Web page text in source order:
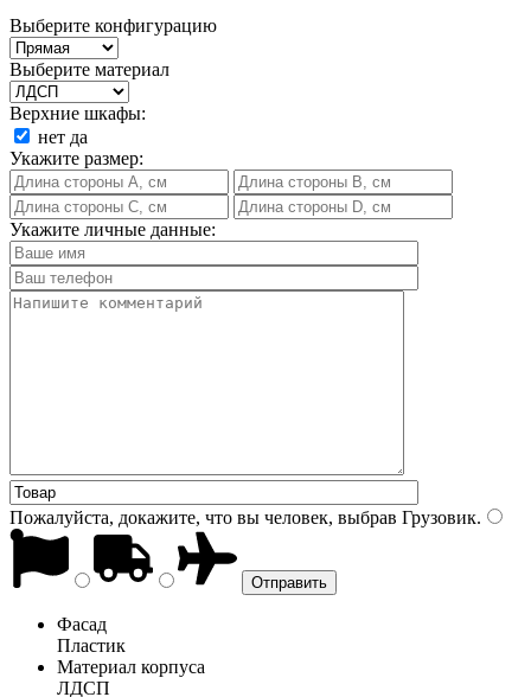
Выберите конфигурацию
Выберите материал
Верхние шкафы:
нет да
Укажите размер:
Укажите личные данные:
Пожалуйста, докажите, что вы человек, выбрав Грузовик.
Фасад
Пластик
Материал корпуса
ЛДСП